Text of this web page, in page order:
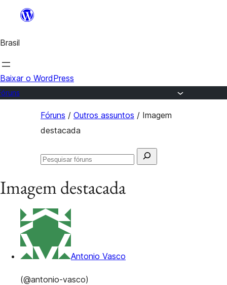
o
conteúdo
Brasil
Baixar o WordPress
Fóruns / Outros assuntos / Imagem
destacada
Pesquisar
Pesquisar
Imagem destacada
Antonio Vasco
(@antonio-vasco)